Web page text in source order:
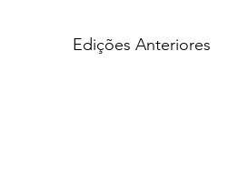
Edições Anteriores